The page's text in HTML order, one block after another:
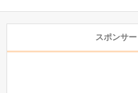
スポンサ